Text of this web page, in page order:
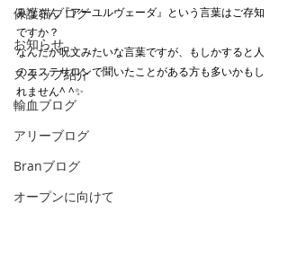
保護猫ブログ
お知らせ
スタッフ紹介
輸血ブログ
アリーブログ
Branブログ
オープンに向けて
みなさん『アーユルヴェーダ』という言葉はご存知
ですか？
なんだか呪文みたいな言葉ですが、もしかすると人
のエステサロンで聞いたことがある方も多いかもし
れません^ ^✨